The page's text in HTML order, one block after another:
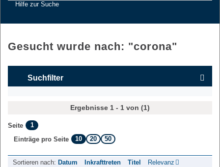
Hilfe zur Suche
Gesucht wurde nach: "corona"
Suchfilter
Ergebnisse 1 - 1 von (1)
Seite
1
Einträge pro Seite
10 20 50
Sortieren nach: Datum Inkrafttreten Titel Relevanz